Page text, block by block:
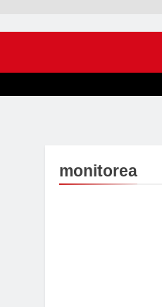
monitorea